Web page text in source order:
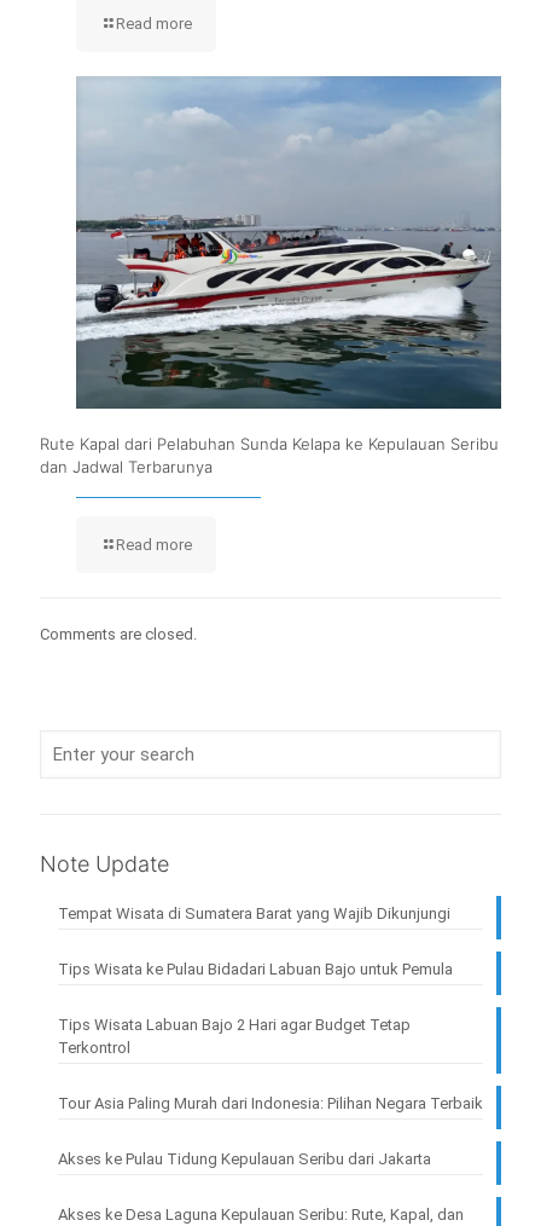
Read more
Rute Kapal dari Pelabuhan Sunda Kelapa ke Kepulauan Seribu
dan Jadwal Terbarunya
Read more
Comments are closed.
Note Update
Tempat Wisata di Sumatera Barat yang Wajib Dikunjungi
Tips Wisata ke Pulau Bidadari Labuan Bajo untuk Pemula
Tips Wisata Labuan Bajo 2 Hari agar Budget Tetap
Terkontrol
Tour Asia Paling Murah dari Indonesia: Pilihan Negara Terbaik
Akses ke Pulau Tidung Kepulauan Seribu dari Jakarta
Akses ke Desa Laguna Kepulauan Seribu: Rute, Kapal, dan